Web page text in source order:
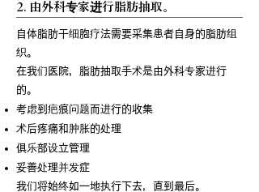
2. 由外科专家进行脂肪抽取。
自体脂肪干细胞疗法需要采集患者自身的脂肪组
织。
在我们医院，脂肪抽取手术是由外科专家进行
的。
考虑到疤痕问题而进行的收集
术后疼痛和肿胀的处理
俱乐部设立管理
妥善处理并发症
我们将始终如一地执行下去，直到最后。